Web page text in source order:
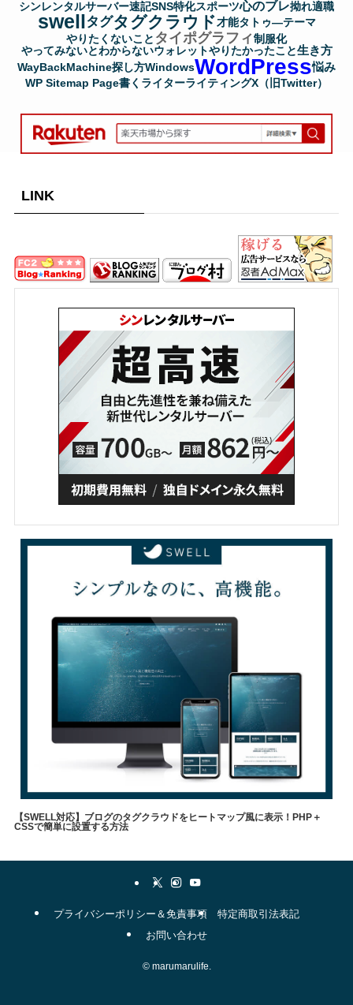
シンレンタルサーバー速記SNS特化スポーツ心のブレ拗れ適職
swellタグタグクラウド才能タトゥ―テーマ
やりたくないこと タイポグラフィ制服化
やってみないとわからないウォレットやりたかったこと生き方
WayBackMachine探し方WindowsWordPress悩み
WP Sitemap Page書く ライターライティングX（旧Twitter）
LINK
【SWELL対応】ブログのタグクラウドをヒートマップ風に表示！PHP＋
CSSで簡単に設置する方法
やりたいこと
プライバシーポリシー＆免責事項
特定商取引法表記
お問い合わせ
©marumarulife.